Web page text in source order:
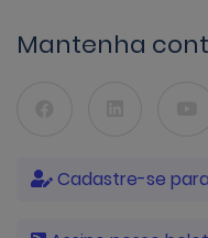
Mantenha
Cadastre-se